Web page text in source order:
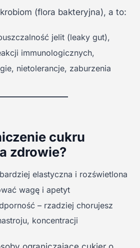
(flora bakteryjna), a to:
jelit (leaky gut),
immunologicznych,
nietolerancje, zaburzenia
cukru
zdrowie?
elastyczna i rozświetlona
wagę i apetyt
– rzadziej chorujesz
koncentracji